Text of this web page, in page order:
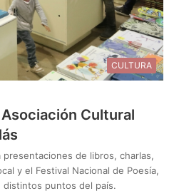
CULTURA
Cultural
de libros, charlas,
y el Festival Nacional de Poesía,
puntos del país.